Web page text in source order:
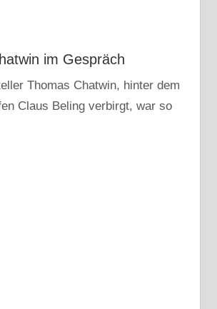
im Gespräch
Thomas Chatwin, hinter dem
Claus Beling verbirgt, war so